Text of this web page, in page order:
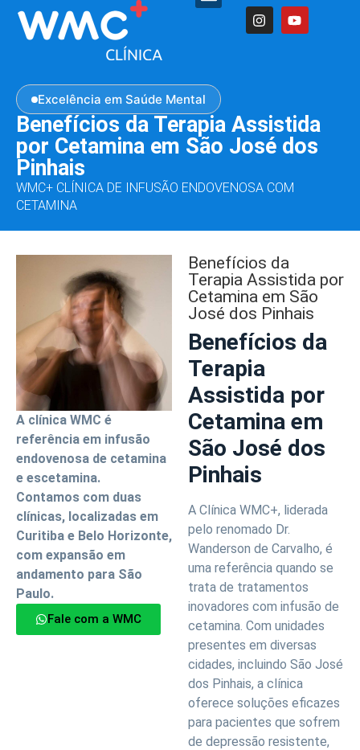
Excelência em Saúde Mental
Benefícios da Terapia Assistida
por Cetamina em São José dos
Pinhais
WMC+ CLÍNICA DE INFUSÃO ENDOVENOSA COM
CETAMINA
A clínica WMC é
referência em infusão
endovenosa de cetamina
e escetamina.
Contamos com duas
clínicas, localizadas em
Curitiba e Belo Horizonte,
com expansão em
andamento para São
Paulo.
Fale com a WMC
Benefícios da
Terapia Assistida por
Cetamina em São
José dos Pinhais
Benefícios da
Terapia
Assistida por
Cetamina em
São José dos
Pinhais
A Clínica WMC+, liderada
pelo renomado Dr.
Wanderson de Carvalho, é
uma referência quando se
trata de tratamentos
inovadores com infusão de
cetamina. Com unidades
presentes em diversas
cidades, incluindo São José
dos Pinhais, a clínica
oferece soluções eficazes
para pacientes que sofrem
de depressão resistente,